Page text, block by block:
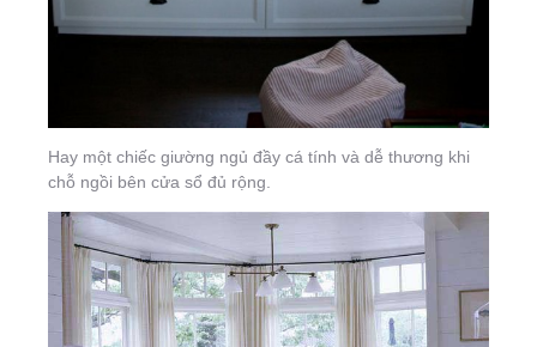
Hay một chiếc giường ngủ đầy cá tính và dễ thương khi
chỗ ngồi bên cửa sổ đủ rộng.